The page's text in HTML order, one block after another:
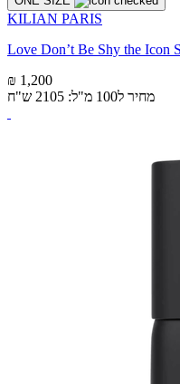
KILIAN PARIS
Love Don’t Be Shy the Icon
₪ 1,200
מחיר ל100 מ"ל: 2105 ש"ח